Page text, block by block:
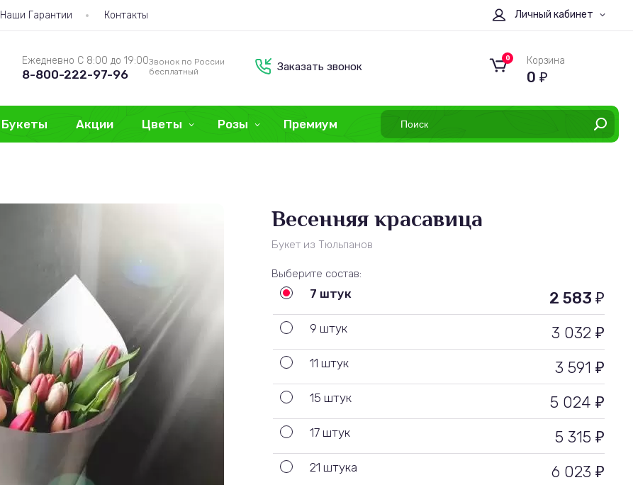
Наши Гарантии Контакты Личный кабинет
Ежедневно С 8:00 до 19:00
8-800-222-97-96
Звонок по России
бесплатный
Заказать звонок
0 Корзина
0 ₽
Букеты Акции Цветы Розы Премиум
Весенняя красавица
Букет из Тюльпанов
Выберите состав:
7 штук 2 583 ₽
9 штук 3 032 ₽
11 штук 3 591 ₽
15 штук 5 024 ₽
17 штук 5 315 ₽
21 штука 6 023 ₽